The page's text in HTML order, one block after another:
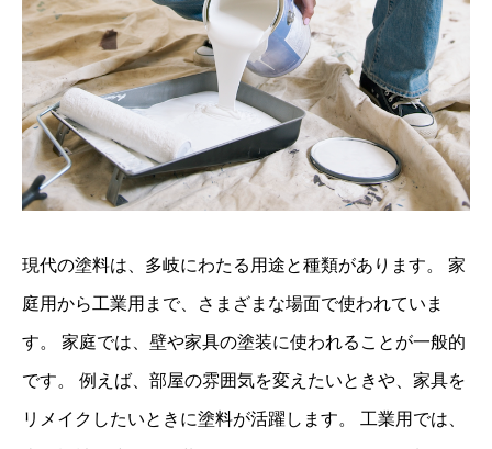
現代の塗料は、多岐にわたる用途と種類があります。 家
庭用から工業用まで、さまざまな場面で使われていま
す。 家庭では、壁や家具の塗装に使われることが一般的
です。 例えば、部屋の雰囲気を変えたいときや、家具を
リメイクしたいときに塗料が活躍します。 工業用では、